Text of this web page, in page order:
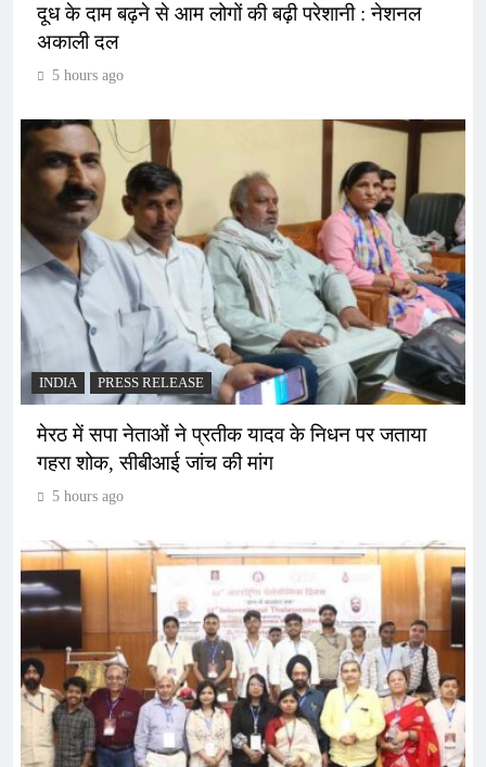
दूध के दाम बढ़ने से आम लोगों की बढ़ी परेशानी : नेशनल
अकाली दल
5 hours ago
INDIA PRESS RELEASE
मेरठ में सपा नेताओं ने प्रतीक यादव के निधन पर जताया
गहरा शोक, सीबीआई जांच की मांग
5 hours ago